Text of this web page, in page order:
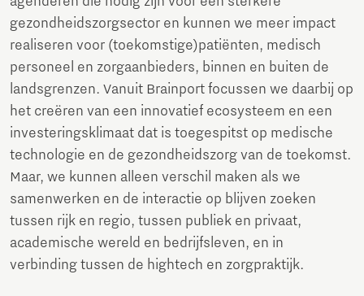
gezondheidszorgsector en kunnen we meer impact
realiseren voor (toekomstige)patiënten, medisch
personeel en zorgaanbieders, binnen en buiten de
landsgrenzen. Vanuit Brainport focussen we daarbij op
het creëren van een innovatief ecosysteem en een
investeringsklimaat dat is toegespitst op medische
technologie en de gezondheidszorg van de toekomst.
Maar, we kunnen alleen verschil maken als we
samenwerken en de interactie op blijven zoeken
tussen rijk en regio, tussen publiek en privaat,
academische wereld en bedrijfsleven, en in
verbinding tussen de hightech en zorgpraktijk.